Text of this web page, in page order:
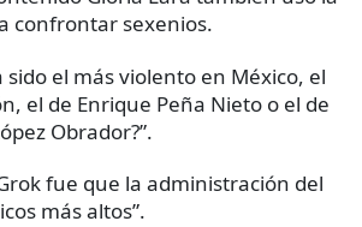
confrontar sexenios.
sido el más violento en México, el
el de Enrique Peña Nieto o el de
Obrador?”.
fue que la administración del
más altos”.